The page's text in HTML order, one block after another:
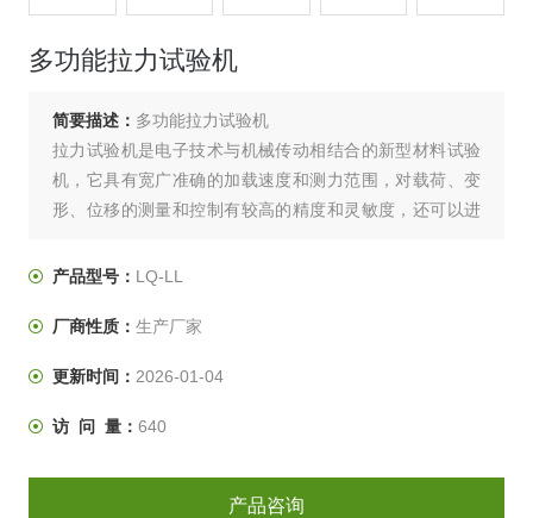
多功能拉力试验机
简要描述： 多功能拉力试验机
拉力试验机是电子技术与机械传动相结合的新型材料试验
机，它具有宽广准确的加载速度和测力范围，对载荷、变
形、位移的测量和控制有较高的精度和灵敏度，还可以进
低周载荷循环、变形循环、位移循环的功能。
产品型号： LQ-LL
厂商性质： 生产厂家
更新时间： 2026-01-04
访 问 量： 640
产品咨询